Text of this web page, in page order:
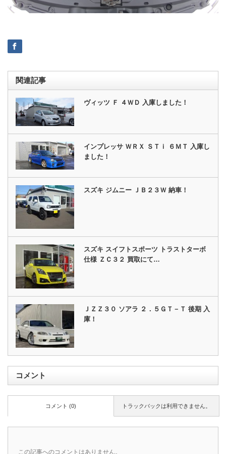
関連記事
ヴィッツ Ｆ ４ＷＤ 入庫しました！
インプレッサ ＷＲＸ ＳＴｉ ６ＭＴ 入庫し
ました！
スズキ ジムニー ＪＢ２３Ｗ 納車！
スズキ スイフトスポーツ トラストターボ
仕様 ＺＣ３２ 買取にて…
ＪＺＺ３０ ソアラ ２．５ＧＴ－Ｔ 後期 入
庫！
コメント
トラックバックは利用できません。
コメント (0)
この記事へのコメントはありません。